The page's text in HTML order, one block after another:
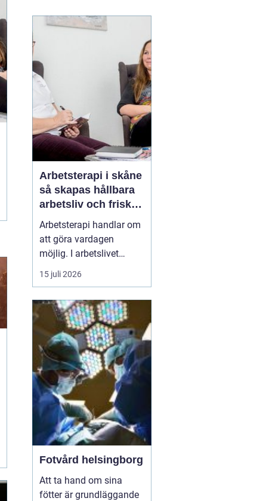
och erbjuder ett brett
utbud av bågar och
Arbetsterapi i skåne
så skapas hållbara
arbetsliv och friska
medarbetare
Arbetsterapi handlar om
att göra vardagen
möjlig. I arbetslivet
betyder det att skapa
förutsättningar för
arbeta, må bra och orka
över tid. I Skåne växer
behovet av strukturerad
rehabilitering, smarta
arbetsplatsanalyser och
hållb...
15 juli 2026
Fotvård helsingborg
Att ta hand om sina
fötter är grundläggande